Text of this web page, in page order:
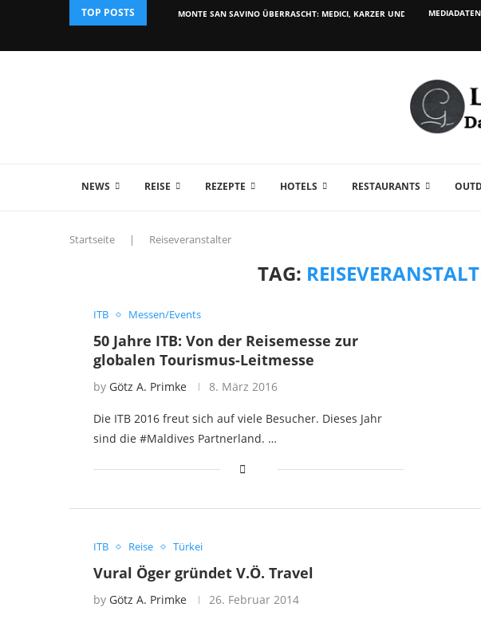
TOP POSTS MONTE SAN SAVINO ÜBERRASCHT: MEDICI, KARZER UND WEIN...
NEWS REISE REZEPTE HOTELS RESTAURANTS
Startseite | Reiseveranstalter
TAG:
ITB Messen/Events
50 Jahre ITB: Von der Reisemesse zur
globalen Tourismus-Leitmesse
by Götz A. Primke 8. März 2016
Die ITB 2016 freut sich auf viele Besucher. Dieses Jahr
sind die #Maldives Partnerland. …
ITB Reise Türkei
Vural Öger gründet V.Ö. Travel
by Götz A. Primke 26. Februar 2014